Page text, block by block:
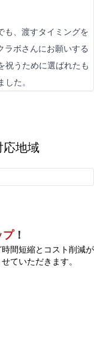
も、渡すタイミングを
ラボさんにお願いする
祝うために選ばれたも
た。
応地域
プ！
間短縮とコスト削減が
ていただきます。